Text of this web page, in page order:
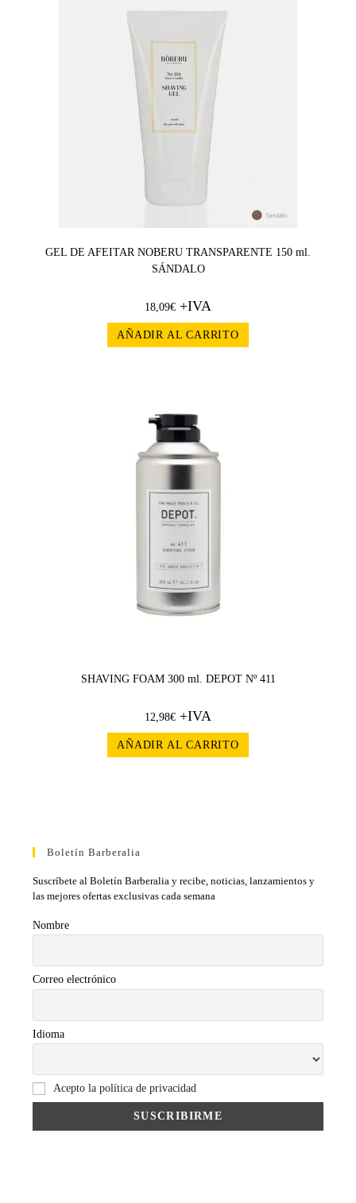
Boletín Barberalia
Suscríbete al Boletín Barberalia y recibe, noticias, lanzamientos y
las mejores ofertas exclusivas cada semana
Nombre
Correo electrónico
Idioma
Acepto la política de privacidad
GEL DE AFEITAR NOBERU TRANSPARENTE 150 ml.
SÁNDALO
18,09€ +IVA
AÑADIR AL CARRITO
SHAVING FOAM 300 ml. DEPOT Nº 411
12,98€ +IVA
AÑADIR AL CARRITO